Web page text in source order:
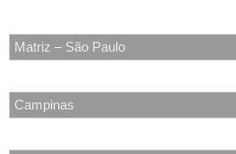
Matriz – São Paulo
Campinas